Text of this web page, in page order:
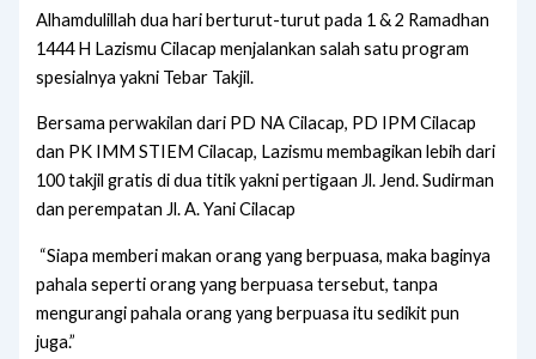
Alhamdulillah dua hari berturut-turut pada 1 & 2 Ramadhan
1444 H Lazismu Cilacap menjalankan salah satu program
spesialnya yakni Tebar Takjil.
Bersama perwakilan dari PD NA Cilacap, PD IPM Cilacap
dan PK IMM STIEM Cilacap, Lazismu membagikan lebih dari
100 takjil gratis di dua titik yakni pertigaan Jl. Jend. Sudirman
dan perempatan Jl. A. Yani Cilacap
“Siapa memberi makan orang yang berpuasa, maka baginya
pahala seperti orang yang berpuasa tersebut, tanpa
mengurangi pahala orang yang berpuasa itu sedikit pun
juga.”